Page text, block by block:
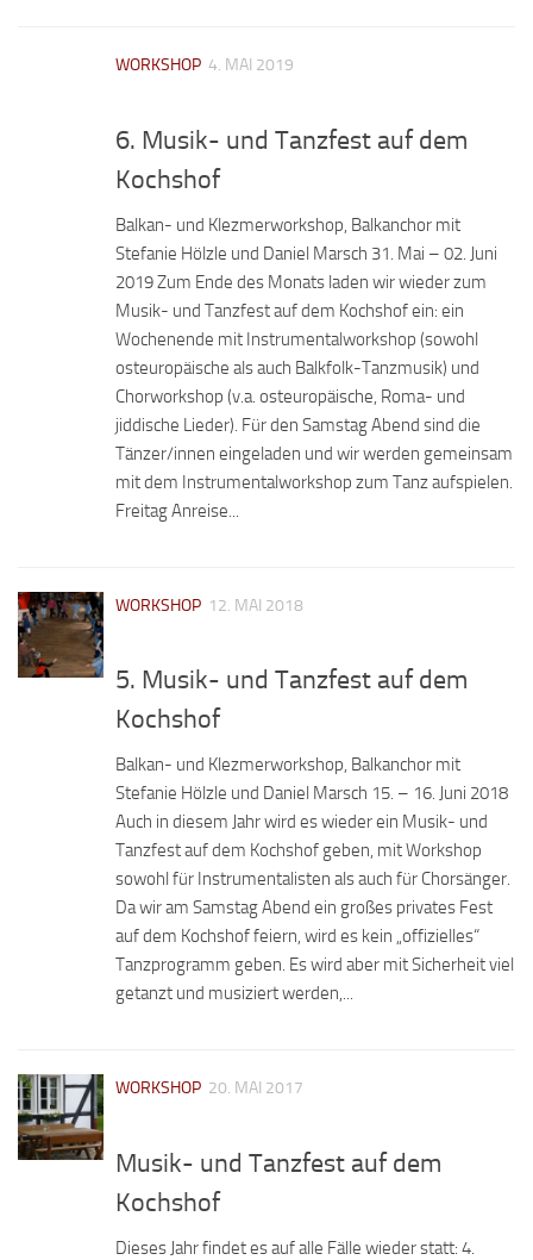
WORKSHOP 4. MAI 2019
6. Musik- und Tanzfest auf dem
Kochshof
Balkan- und Klezmerworkshop, Balkanchor mit
Stefanie Hölzle und Daniel Marsch 31. Mai – 02. Juni
2019 Zum Ende des Monats laden wir wieder zum
Musik- und Tanzfest auf dem Kochshof ein: ein
Wochenende mit Instrumentalworkshop (sowohl
osteuropäische als auch Balkfolk-Tanzmusik) und
Chorworkshop (v.a. osteuropäische, Roma- und
jiddische Lieder). Für den Samstag Abend sind die
Tänzer/innen eingeladen und wir werden gemeinsam
mit dem Instrumentalworkshop zum Tanz aufspielen.
Freitag Anreise...
WORKSHOP 12. MAI 2018
5. Musik- und Tanzfest auf dem
Kochshof
Balkan- und Klezmerworkshop, Balkanchor mit
Stefanie Hölzle und Daniel Marsch 15. – 16. Juni 2018
Auch in diesem Jahr wird es wieder ein Musik- und
Tanzfest auf dem Kochshof geben, mit Workshop
sowohl für Instrumentalisten als auch für Chorsänger.
Da wir am Samstag Abend ein großes privates Fest
auf dem Kochshof feiern, wird es kein „offizielles“
Tanzprogramm geben. Es wird aber mit Sicherheit viel
getanzt und musiziert werden,...
WORKSHOP 20. MAI 2017
Musik- und Tanzfest auf dem
Kochshof
Dieses Jahr findet es auf alle Fälle wieder statt: 4.